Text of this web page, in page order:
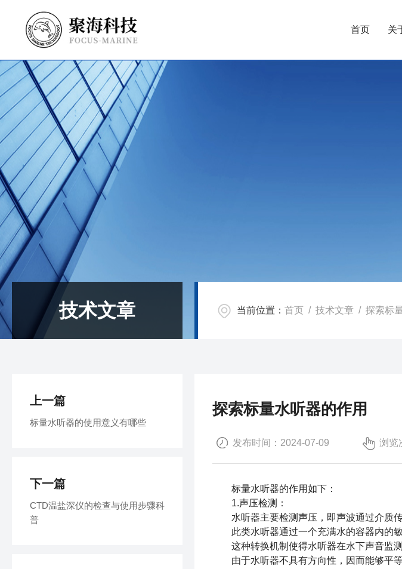
首页 关
技术文章 当前位置： 首页 / 技术文章 / 探索标
探索标量水听器的作用
发布时间：2024-07-09 浏览
标量水听器的作用如下：
1.声压检测：
水听器主要检测声压，即声波通过介质传
此类水听器通过一个充满水的容器内的敏
这种转换机制使得水听器在水下声音监测
由于水听器不具有方向性，因而能够平等
上一篇
标量水听器的使用意义有哪些
下一篇
CTD温盐深仪的检查与使用步骤科
普